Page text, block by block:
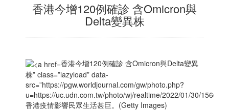
香港今增120例確診 含Omicron與
Delta變異株
香港今增120例確診 含Omicron與Delta變異
株” class=”lazyload” data-
src=”https://pgw.worldjournal.com/gw/photo.php?
u=https://uc.udn.com.tw/photo/wj/realtime/2022/01/30/
香港疫情影響民眾生活甚巨。(Getty Images)